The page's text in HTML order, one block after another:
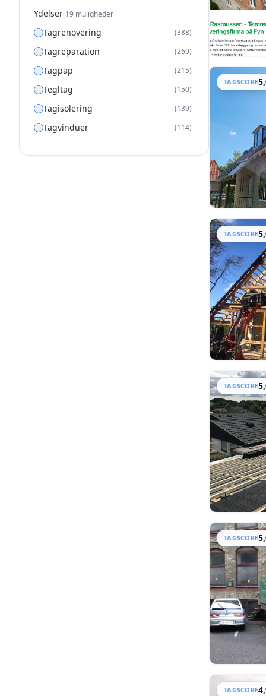
Ydelser 19 muligheder
Tagrenovering (388)
Tagreparation (269)
Tagpap (215)
Tegltag (150)
Tagisolering (139)
Tagvinduer (114)
TAGSCORE
TAGSCORE
TAGSCORE
TAGSCORE
TAGSCORE